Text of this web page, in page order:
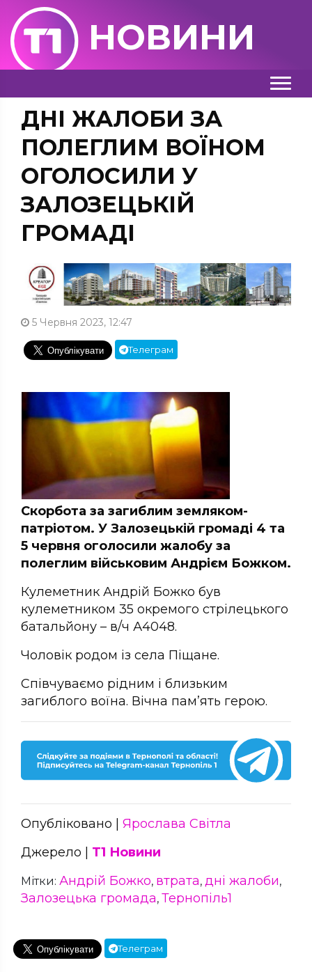
НОВИНИ
ДНІ ЖАЛОБИ ЗА
ПОЛЕГЛИМ ВОЇНОМ
ОГОЛОСИЛИ У
ЗАЛОЗЕЦЬКІЙ
ГРОМАДІ
5 Червня 2023, 12:47
Телеграм
Скорбота за загиблим земляком-
патріотом. У Залозецькій громаді 4 та
5 червня оголосили жалобу за
полеглим військовим Андрієм Божком.
Кулеметник Андрій Божко був
кулеметником 35 окремого стрілецького
батальйону – в/ч А4048.
Чоловік родом із села Піщане.
Співчуваємо рідним і близьким
загиблого воїна. Вічна пам’ять герою.
Опубліковано | Ярослава Світла
Джерело | Т1 Новини
Мітки: Андрій Божко, втрата, дні жалоби,
Залозецька громада, Тернопіль1
Телеграм